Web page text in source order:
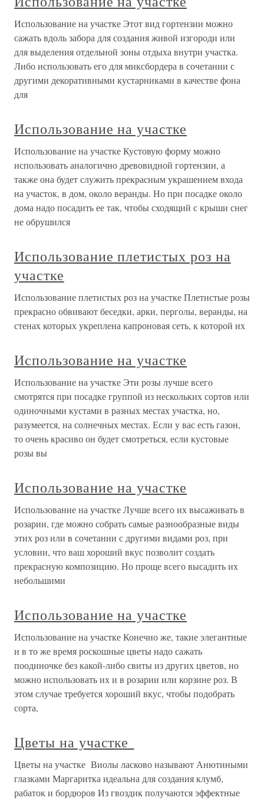
Использование на участке Этот вид гортензии можно
сажать вдоль забора для создания живой изгороди или
для выделения отдельной зоны отдыха внутри участка.
Либо использовать его для миксбордера в сочетании с
другими декоративными кустарниками в качестве фона
для
Использование на участке
Использование на участке Кустовую форму можно
использовать аналогично древовидной гортензии, а
также она будет служить прекрасным украшением входа
на участок, в дом, около веранды. Но при посадке около
дома надо посадить ее так, чтобы сходящий с крыши снег
не обрушился
Использование плетистых роз на
участке
Использование плетистых роз на участке Плетистые розы
прекрасно обвивают беседки, арки, перголы, веранды, на
стенах которых укреплена капроновая сеть, к которой их
Использование на участке
Использование на участке Эти розы лучше всего
смотрятся при посадке группой из нескольких сортов или
одиночными кустами в разных местах участка, но,
разумеется, на солнечных местах. Если у вас есть газон,
то очень красиво он будет смотреться, если кустовые
розы вы
Использование на участке
Использование на участке Лучше всего их высаживать в
розарии, где можно собрать самые разнообразные виды
этих роз или в сочетании с другими видами роз, при
условии, что ваш хороший вкус позволит создать
прекрасную композицию. Но проще всего высадить их
небольшими
Использование на участке
Использование на участке Конечно же, такие элегантные
и в то же время роскошные цветы надо сажать
поодиночке без какой-либо свиты из других цветов, но
можно использовать их и в розарии или корзине роз. В
этом случае требуется хороший вкус, чтобы подобрать
сорта,
Цветы на участке
Цветы на участке Виолы ласково называют Анютиными
глазками Маргаритка идеальна для создания клумб,
рабаток и бордюров Из гвоздик получаются эффектные